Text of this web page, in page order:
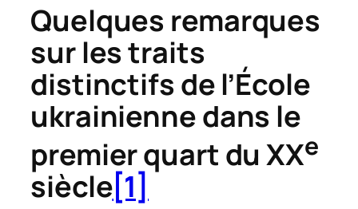
Quelques remarques
sur les traits
distinctifs de l’École
ukrainienne dans le
premier quart du XXe
siècle[1]